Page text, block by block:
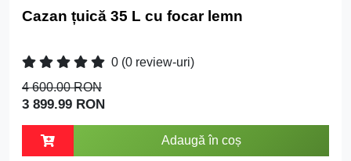
Cazan țuică 35 L cu focar lemn
0 (0 review-uri)
4 600.00 RON
3 899.99 RON
Adaugă în coș